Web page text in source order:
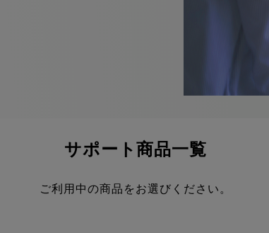
サポート商品一覧
ご利用中の商品をお選びください。